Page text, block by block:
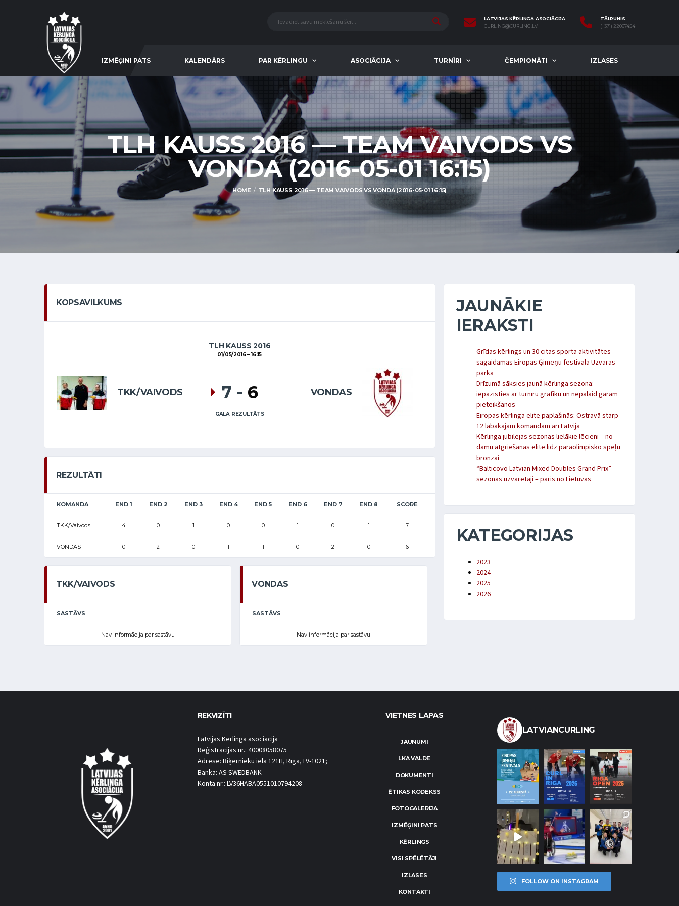
LATVIJAS KĒRLINGA ASOCIĀCIJA
CURLING@CURLING.LV
TĀLRUNIS
(+371) 22067454
IZMĒĢINI PATS KALENDĀRS PAR KĒRLINGU ASOCIĀCIJA TURNĪRI ČEMPIONĀTI IZLASES
TLH KAUSS 2016 — TEAM VAIVODS VS
VONDA (2016-05-01 16:15)
HOME TLH KAUSS 2016 — TEAM VAIVODS VS VONDA (2016-05-01 16:15)
KOPSAVILKUMS
TLH KAUSS 2016
01/05/2016 16:15
TKK/VAIVODS VONDAS
7 - 6
GALA REZULTĀTS
REZULTĀTI
KOMANDA END 1 END 2 END 3 END 4 END 5 END 6 END 7 END 8 SCORE
TKK/Vaivods 4 0 1 0 0 1 0 1 7
VONDAS 0 2 0 1 1 0 2 0 6
TKK/VAIVODS
SASTĀVS
Nav informācija par sastāvu
VONDAS
SASTĀVS
Nav informācija par sastāvu
JAUNĀKIE
IERAKSTI
Grīdas kērlings un 30 citas sporta aktivitātes
sagaidāmas Eiropas Ģimeņu festivālā Uzvaras
parkā
Drīzumā sāksies jaunā kērlinga sezona:
iepazīsties ar turnīru grafiku un nepalaid garām
pieteikšanos
Eiropas kērlinga elite paplašinās: Ostravā starp
12 labākajām komandām arī Latvija
Kērlinga jubilejas sezonas lielākie lēcieni – no
dāmu atgriešanās elitē līdz paraolimpisko spēļu
bronzai
“Balticovo Latvian Mixed Doubles Grand Prix”
sezonas uzvarētāji – pāris no Lietuvas
KATEGORIJAS
2023
2024
2025
2026
REKVIZĪTI
Latvijas Kērlinga asociācija
Reģistrācijas nr.: 40008058075
Adrese: Biķernieku iela 121H, Rīga, LV-1021;
Banka: AS SWEDBANK
Konta nr.: LV36HABA0551010794208
VIETNES LAPAS
JAUNUMI
LKA VALDE
DOKUMENTI
ĒTIKAS KODEKSS
FOTOGALERIJA
IZMĒĢINI PATS
KĒRLINGS
VISI SPĒLĒTĀJI
IZLASES
KONTAKTI
LATVIANCURLING
FOLLOW ON INSTAGRAM